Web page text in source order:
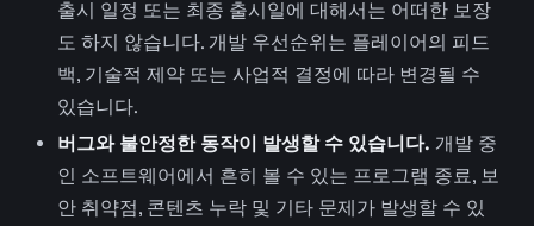
출시 일정 또는 최종 출시일에 대해서는 어떠한 보장
도 하지 않습니다. 개발 우선순위는 플레이어의 피드
백, 기술적 제약 또는 사업적 결정에 따라 변경될 수
있습니다.
버그와 불안정한 동작이 발생할 수 있습니다. 개발 중
인 소프트웨어에서 흔히 볼 수 있는 프로그램 종료, 보
안 취약점, 콘텐츠 누락 및 기타 문제가 발생할 수 있